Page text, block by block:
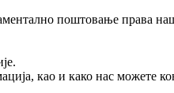
поштовање права
као и како нас можете